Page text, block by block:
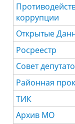
коррупции
Открытые
Росреестр
Совет
Районная
ТИК
Архив МО